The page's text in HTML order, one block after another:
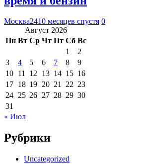
Москва2410 месяцев спустя 0
Август 2026
Пн Вт Ср Чт Пт Сб Вс
1
2
3
4 5 6 7 8
9
10 11 12 13 14 15 16
17 18 19 20 21 22 23
24 25 26 27 28 29 30
31
« Июл
Рубрики
Uncategorized